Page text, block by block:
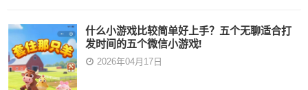
什么小游戏比较简单好上手？五个无聊适合打
发时间的五个微信小游戏!
2026年04月17日